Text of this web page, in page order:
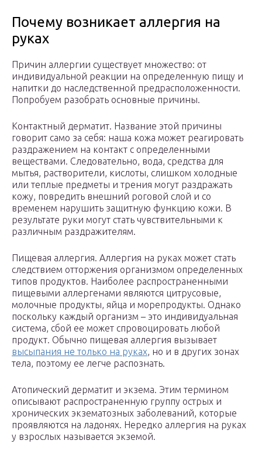
Почему возникает аллергия на
руках
Причин аллергии существует множество: от
индивидуальной реакции на определенную пищу и
напитки до наследственной предрасположенности.
Попробуем разобрать основные причины.
Контактный дерматит. Название этой причины
говорит само за себя: наша кожа может реагировать
раздражением на контакт с определенными
веществами. Следовательно, вода, средства для
мытья, растворители, кислоты, слишком холодные
или теплые предметы и трения могут раздражать
кожу, повредить внешний роговой слой и со
временем нарушить защитную функцию кожи. В
результате руки могут стать чувствительными к
различным раздражителям.
Пищевая аллергия. Аллергия на руках может стать
следствием отторжения организмом определенных
типов продуктов. Наиболее распространенными
пищевыми аллергенами являются цитрусовые,
молочные продукты, яйца и морепродукты. Однако
поскольку каждый организм – это индивидуальная
система, сбой ее может спровоцировать любой
продукт. Обычно пищевая аллергия вызывает
высыпания не только на руках, но и в других зонах
тела, поэтому ее легче распознать.
Атопический дерматит и экзема. Этим термином
описывают распространенную группу острых и
хронических экзематозных заболеваний, которые
проявляются на ладонях. Нередко аллергия на руках
у взрослых называется экземой.